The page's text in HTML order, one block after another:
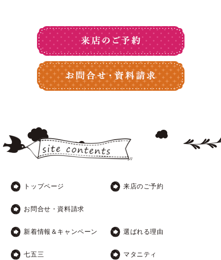
トップページ 来店のご予約
お問合せ・資料請求
新着情報＆キャンペーン 選ばれる理由
七五三 マタニティ